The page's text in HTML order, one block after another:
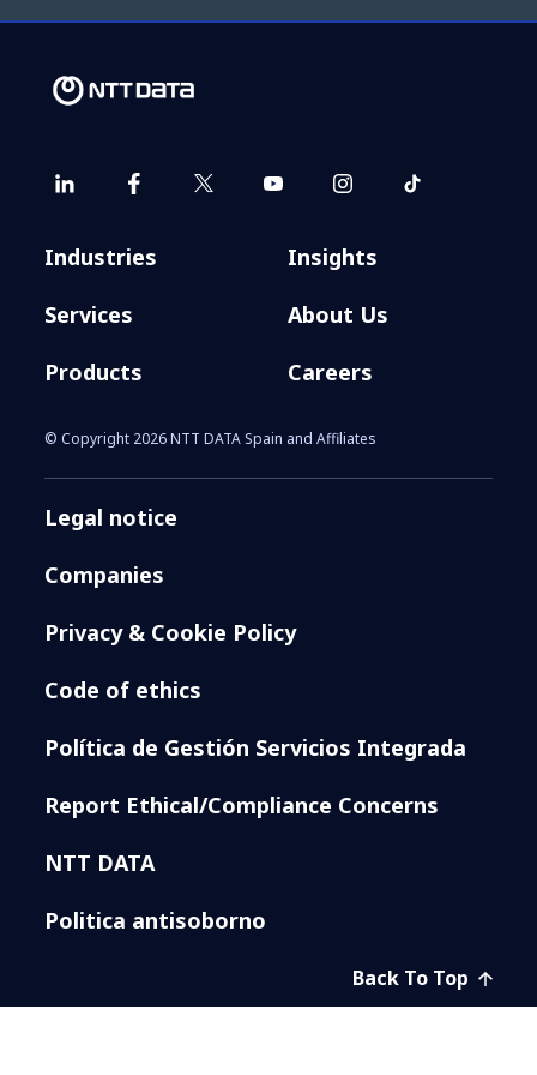
Industries
Services
Products
Insights
About Us
Careers
© Copyright 2026 NTT DATA Spain and Affiliates
Legal notice
Companies
Privacy & Cookie Policy
Code of ethics
Política de Gestión Servicios Integrada
Report Ethical/Compliance Concerns
NTT DATA
Politica antisoborno
Back To Top